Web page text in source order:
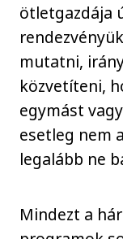
ötletgazdája
mutatni,
közvetíteni,
egymást
esetleg nem
legalább ne
Mindezt a